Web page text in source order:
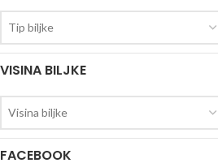
Tip biljke
VISINA BILJKE
Visina biljke
FACEBOOK